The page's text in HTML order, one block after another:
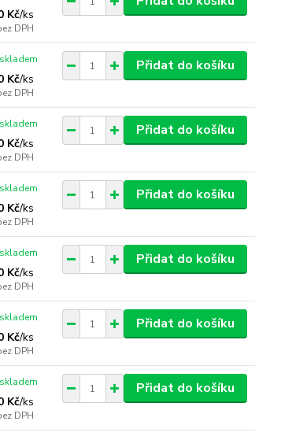
Kč/ks
DPH
Kč/ks
DPH
skladem Přidat do košíku
Kč/ks
DPH
skladem Přidat do košíku
Kč/ks
DPH
skladem Přidat do košíku
Kč/ks
DPH
skladem Přidat do košíku
Kč/ks
DPH
skladem Přidat do košíku
Kč/ks
DPH
skladem Přidat do košíku